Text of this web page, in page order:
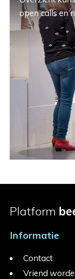
open calls en
Platform
Informatie
Contact
Vriend